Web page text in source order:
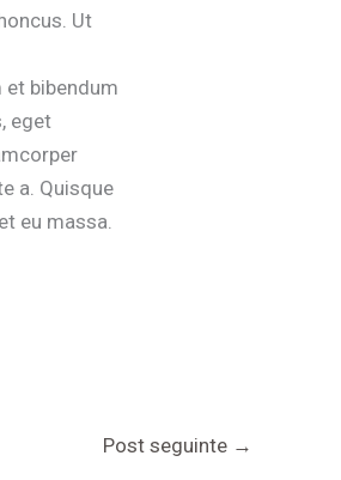
Ut
et bibendum
eget
a. Quisque
eu massa.
Post seguinte →